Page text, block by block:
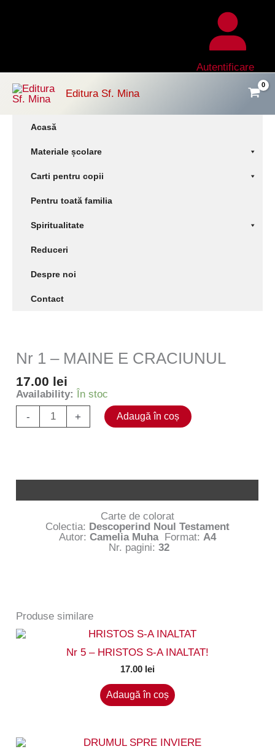
Autentificare
Editura Sf. Mina
Acasă
Materiale școlare
Carti pentru copii
Pentru toată familia
Spiritualitate
Reduceri
Despre noi
Contact
Nr 1 – MAINE E CRACIUNUL
17.00 lei
Availability:
În stoc
-
Cantitate
Nr
1
+ Adaugă în coș
Carte de colorat
Colectia: Descoperind Noul Testament
Autor: Camelia MuhaFormat: A4
Nr. pagini: 32
Produse similare
Nr 5 – HRISTOS S-A INALTAT!
17.00 lei
Adaugă în coș